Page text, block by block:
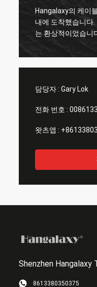
Hangalaxy의 케이
내에 도착했습니다
는 환상적이었습니
담당자 : Gary Lok
전화 번호 :
왓츠앱 :
Shenzhen Hangalaxy
8613380350375